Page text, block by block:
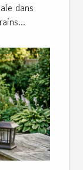
dans